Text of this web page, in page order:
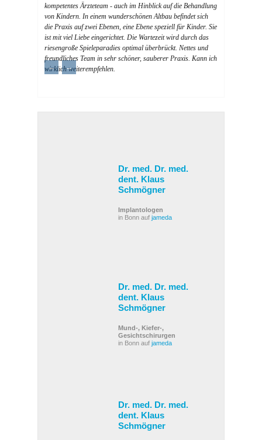
kompetentes Ärzteteam - auch im Hinblick auf die Behandlung
von Kindern. In einem wunderschönen Altbau befindet sich
die Praxis auf zwei Ebenen, eine Ebene speziell für Kinder. Sie
ist mit viel Liebe eingerichtet. Die Wartezeit wird durch das
riesengroße Spieleparadies optimal überbrückt. Nettes und
freundliches Team in sehr schöner, sauberer Praxis. Kann ich
wirklich weiterempfehlen.
← →
Dr. med. Dr. med.
dent. Klaus
Schmögner
Implantologen
in Bonn auf jameda
Dr. med. Dr. med.
dent. Klaus
Schmögner
Mund-, Kiefer-,
Gesichtschirurgen
in Bonn auf jameda
Dr. med. Dr. med.
dent. Klaus
Schmögner